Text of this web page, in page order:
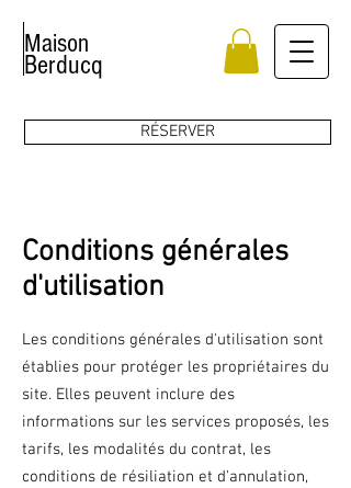
Maison
Berducq
RÉSERVER
Conditions générales
d'utilisation
Les conditions générales d'utilisation sont
établies pour protéger les propriétaires du
site. Elles peuvent inclure des
informations sur les services proposés, les
tarifs, les modalités du contrat, les
conditions de résiliation et d'annulation,